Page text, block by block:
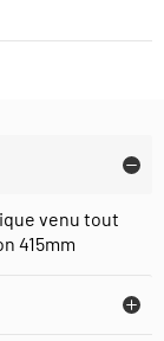
venu tout
415mm